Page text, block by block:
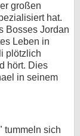
großen
hat.
Bosses Jordan
Leben in
plötzlich
hört. Dies
in seinem
tummeln sich